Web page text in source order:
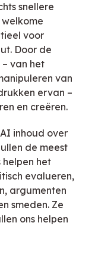
snellere
voor
Door de
van het
van
ervan –
en creëren.
inhoud over
de meest
het
evalueren,
argumenten
smeden. Ze
ons helpen